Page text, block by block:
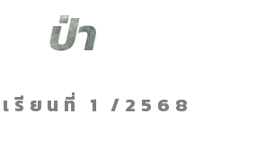
ป่า
รียนที่ 1 /2568